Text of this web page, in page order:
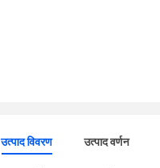
उत्पाद विवरण उत्पाद वर्णन